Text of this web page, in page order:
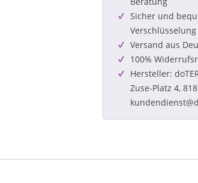
Sicher und
Verschlüsselung
Versand aus
100%
Hersteller:
Zuse-Platz 4,